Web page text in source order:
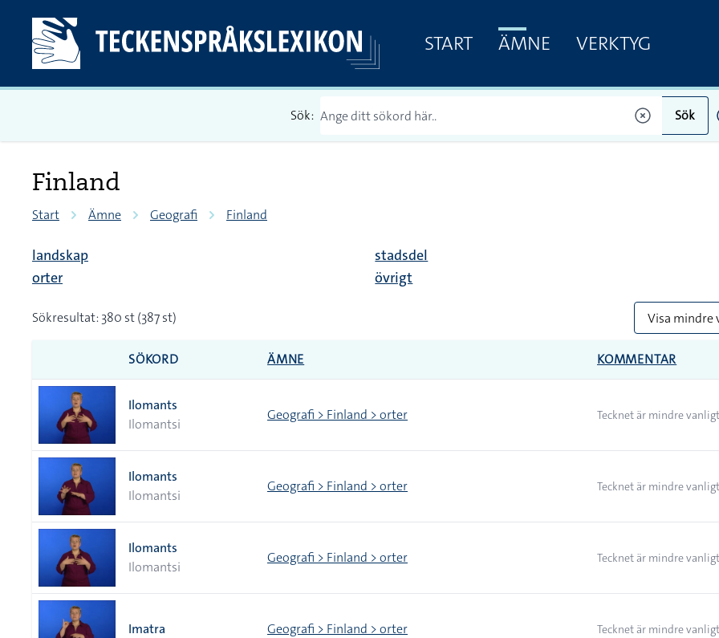
START ÄMNE VERKTYG
Sök: Sök
Finland
Start Ämne Geografi Finland
landskap
orter
stadsdel
övrigt
Sökresultat: 380 st (387 st) Visa mindre
SÖKORD ÄMNE KOMMENTAR
Ilomants
Ilomantsi
Geografi > Finland > orter Tecknet är mindre vanligt
Ilomants
Ilomantsi
Geografi > Finland > orter Tecknet är mindre vanligt
Ilomants
Ilomantsi
Geografi > Finland > orter Tecknet är mindre vanligt
Imatra Geografi > Finland > orter Tecknet är mindre vanligt